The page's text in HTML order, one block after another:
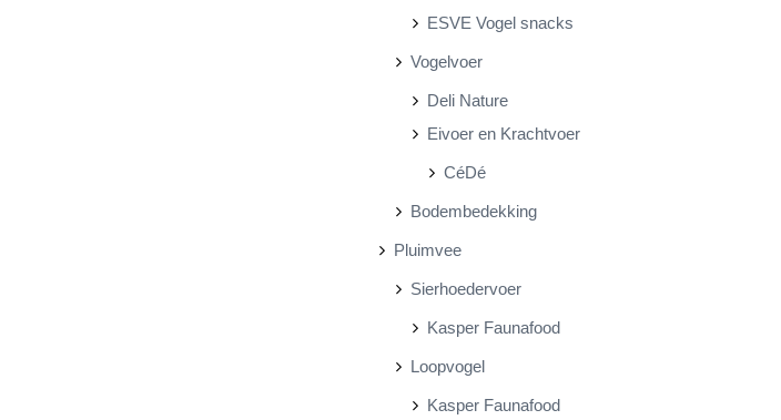
ESVE Vogel snacks
Vogelvoer
Deli Nature
Eivoer en Krachtvoer
CéDé
Bodembedekking
Pluimvee
Sierhoedervoer
Kasper Faunafood
Loopvogel
Kasper Faunafood